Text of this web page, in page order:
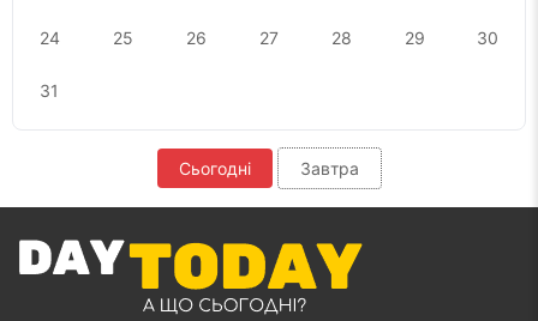
24 25 26 27 28 29 30
31
Сьогодні Завтра